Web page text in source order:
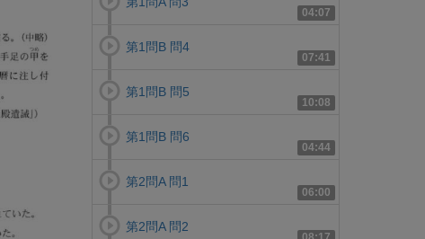
04:07
07:41
第1問B 問4
10:08
第1問B 問5
04:44
第1問B 問6
06:00
第2問A 問1
第2問A 問2